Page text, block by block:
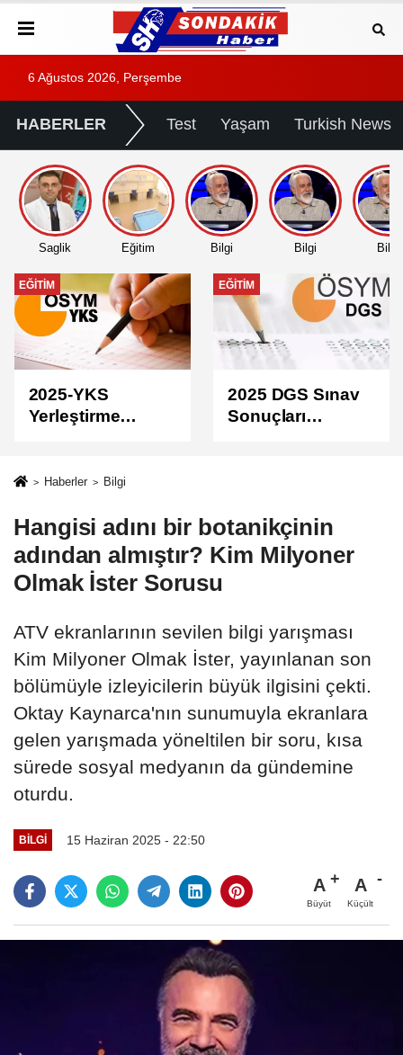
6 Ağustos 2026, Perşembe
HABERLER Test Yaşam Turkish News
Saglik Eğitim Bilgi Bilgi Bilgi
EĞITIM
2025-YKS
Yerleştirme
Sonuçlar
Açıldı
EĞITIM
2025 DGS Sınav
Sonuçları
Haberler Bilgi
Hangisi adını bir botanikçinin
adından almıştır? Kim Milyoner
Olmak İster Sorusu
ATV ekranlarının sevilen bilgi yarışması
Kim Milyoner Olmak İster, yayınlanan son
bölümüyle izleyicilerin büyük ilgisini çekti.
Oktay Kaynarca'nın sunumuyla ekranlara
gelen yarışmada yöneltilen bir soru, kısa
sürede sosyal medyanın da gündemine
oturdu.
BILGI 15 Haziran 2025 - 22:50
A
Büyüt
A
Küçült